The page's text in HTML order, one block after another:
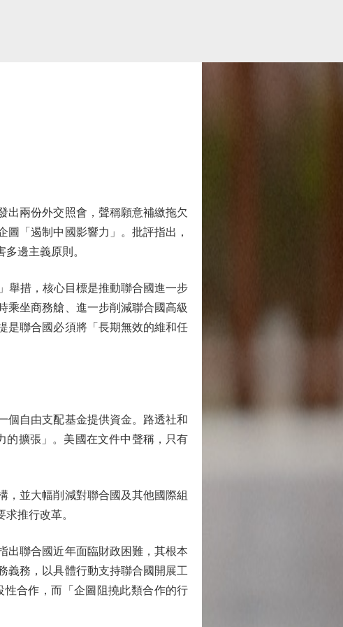
兩份外交照會，聲稱願意補繳拖欠
「遏制中國影響力」。批評指出，
邊主義原則。
措，核心目標是推動聯合國進一步
乘坐商務艙、進一步削減聯合國高級
是聯合國必須將「長期無效的維和任
自由支配基金提供資金。路透社和
的擴張」。美國在文件中聲稱，只有
並大幅削減對聯合國及其他國際組
推行改革。
聯合國近年面臨財政困難，其根本
義務，以具體行動支持聯合國開展工
合作，而「企圖阻撓此類合作的行